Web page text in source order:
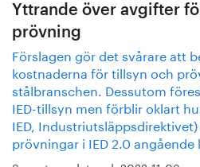
Yttrande över avgifter
prövning
Förslagen gör det svårare att
kostnaderna för tillsyn och
stålbranschen. Dessutom
IED-tillsyn men förblir oklart
IED,
prövningar i IED 2.0 angående